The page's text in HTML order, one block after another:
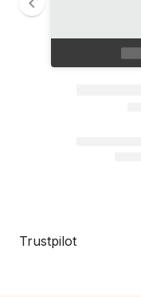
Trustpilot